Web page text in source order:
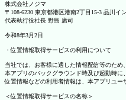
株式会社ノジマ
〒108-6230 東京都港区港南2丁目15-3 品川イ
代表執行役社長 野島 廣司
令和8年3月2日
・位置情報取得サービスの利用について
当社では、お客様に適した情報配信等のため
本アプリのバックグラウンド時及び起動時
位置情報などの利用者情報は、本アプリユ
＜位置情報取得サービスの名称＞